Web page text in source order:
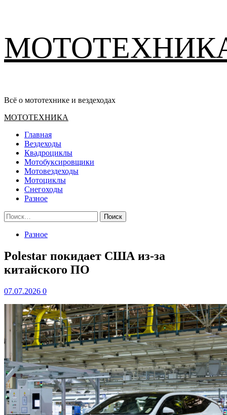
содержимому
Всё о мототехнике и вездеходах
Основное
МОТОТЕХНИКА
Главная
Вездеходы
Квадроциклы
Мотобуксировщики
Мотовездеходы
Мотоциклы
Снегоходы
Разное
Найти:
Разное
Polestar покидает США из-за
китайского ПО
07.07.2026 0